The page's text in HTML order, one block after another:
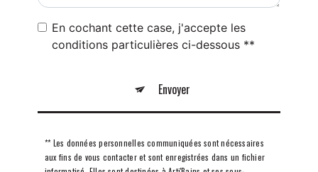
En cochant cette case, j'accepte les
conditions particulières ci-dessous **
Envoyer
** Les données personnelles communiquées sont nécessaires
aux fins de vous contacter et sont enregistrées dans un fichier